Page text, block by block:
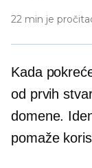
22 min je
Kada
od prvih
domene.
pomaže